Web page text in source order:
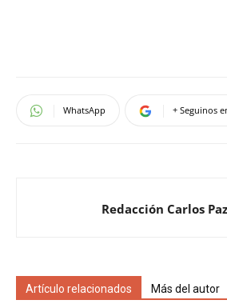
WhatsApp + Seguinos
Redacción Carlos
Artículo relacionados Más del autor